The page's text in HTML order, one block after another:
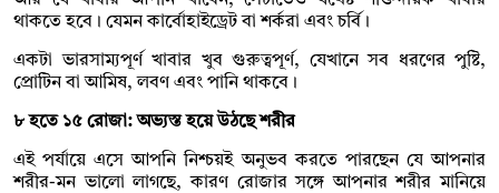
থাকতে হবে। যেমন কার্বোহাইড্রেট বা শর্করা এবং চর্বি।
একটা ভারসাম্যপূর্ণ খাবার খুব গুরুত্বপূর্ণ, যেখানে সব ধরণের পুষ্টি,
প্রোটিন বা আমিষ, লবণ এবং পানি থাকবে।
৮ হতে ১৫ রোজা: অভ্যস্ত হয়ে উঠছে শরীর
এই পর্যায়ে এসে আপনি নিশ্চয়ই অনুভব করতে পারছেন যে আপনার
শরীর-মন ভালো লাগছে, কারণ রোজার সঙ্গে আপনার শরীর মানিয়ে